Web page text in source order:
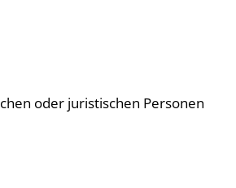
oder juristischen Personen